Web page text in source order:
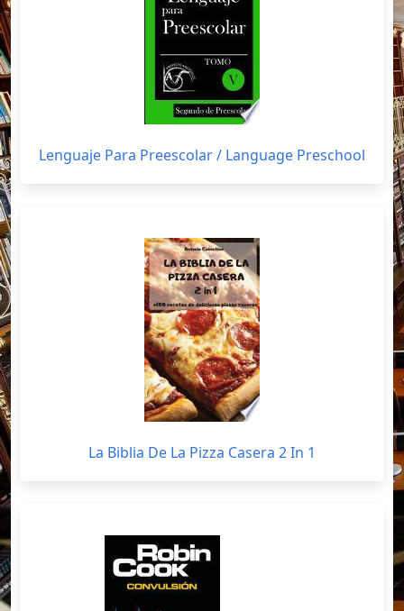
Lenguaje Para Preescolar / Language Preschool
La Biblia De La Pizza Casera 2 In 1